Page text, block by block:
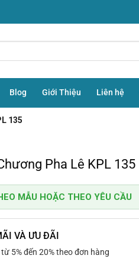
Blog Giới Thiệu Liên hệ
135
Pha Lê KPL 135
MẪU HOẶC THEO YÊU CẦU
VÀ ƯU ĐÃI
5% đến 20% theo đơn hàng